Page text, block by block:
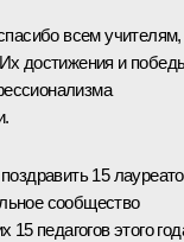
всем учителям,
достижения и
15
сообщество
педагогов этого